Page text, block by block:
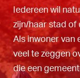
Iedereen wil
zijn/haar stad of
Als inwoner van
veel te zeggen
die een